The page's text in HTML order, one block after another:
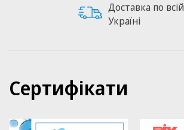
Доставка по всій
Україні
Сертифікати